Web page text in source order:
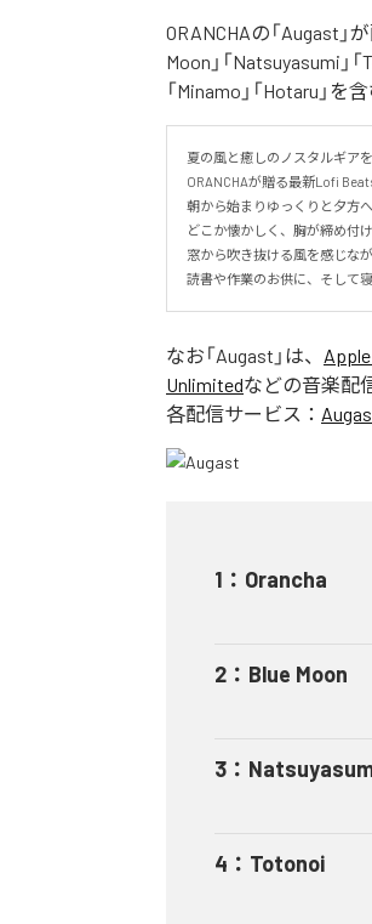
ORANCHAの「Augast
Moon」「Natsuyasumi」「
「Minamo」「Hotaru」を
夏の風と癒しのノスタルギアを
ORANCHAが贈る最新Lofi
朝から始まりゆっくりと夕方
どこか懐かしく、胸が締め付
窓から吹き抜ける風を感じな
読書や作業のお供に、そして
なお「Augast 」は、
Unlimitedなどの音楽配
各配信サービス：
1 ： Orancha
2 ： Blue Moon
3 ：
4 ： Totonoi